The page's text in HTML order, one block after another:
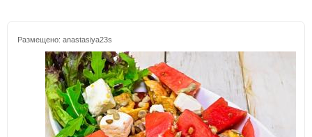
Размещено: anastasiya23s